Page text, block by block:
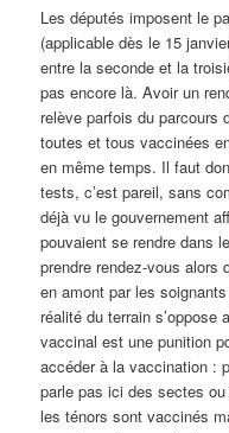
Les députés imposent le
(applicable dès le 15
entre la seconde et la
pas encore là. Avoir un
relève parfois du parcours
toutes et tous vaccinées
en même temps. Il faut
tests, c’est pareil, sans
déjà vu le gouvernement
pouvaient se rendre dans
prendre rendez-vous alors
en amont par les
réalité du terrain s’oppose
vaccinal est une punition
accéder à la vaccination :
parle pas ici des sectes
les ténors sont vaccinés